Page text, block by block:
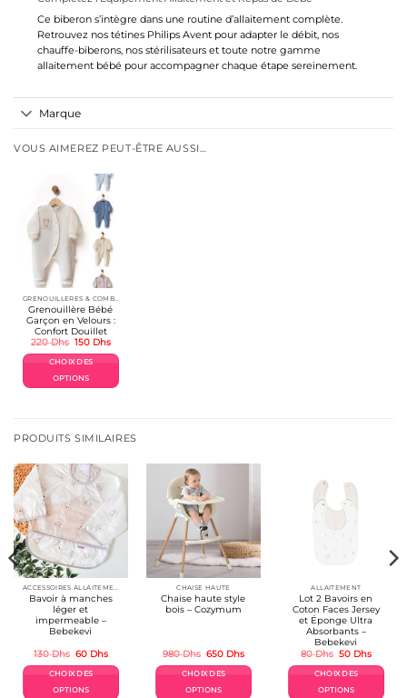
Ce biberon s’intègre dans une routine d’allaitement complète.
Retrouvez nos tétines Philips Aventpour adapter le débit, nos
chauffe-biberons, nos stérilisateurset toute notre gamme
allaitement bébé pour accompagner chaque étape sereinement.
Marque
VOUS AIMEREZ PEUT-ÊTRE AUSSI…
GRENOUILLERES & COMBINAISONS
Grenouillère Bébé
Garçon en Velours :
Confort Douillet
220Dhs Le
initial
était :
220 Dhs.
150 DhsLe
actuel
CHOIX DES
OPTIONS
plusieurs
Les
options
peuvent
être
choisies
sur
la
page
du
produit
PRODUITS SIMILAIRES
ACCESSOIRES ALLAITEMENT / REPAS
Bavoir à manches
léger et
impermeable –
Bebekevi
130Dhs Le
initial
était :
130 Dhs.
60 DhsLe
actuel
CHOIX DES
OPTIONS
CHAISE HAUTE
Chaise haute style
bois – Cozymum
980Dhs Le
initial
était :
980 Dhs.
650 DhsLe
actuel
CHOIX DES
OPTIONS
ALLAITEMENT
Lot 2 Bavoirs en
Coton Faces Jersey
et Éponge Ultra
Absorbants –
Bebekevi
80Dhs Le
initial
était :
80 Dhs.
50 DhsLe
actuel
CHOIX DES
OPTIONS